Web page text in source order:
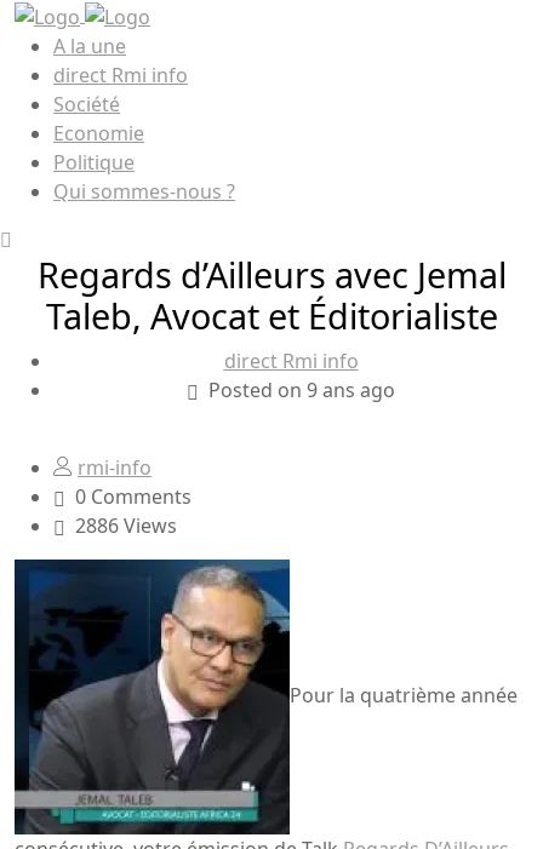
A la une
direct Rmi info
Société
Economie
Politique
Qui sommes-nous ?
Regards d’Ailleurs avec Jemal
Taleb, Avocat et Éditorialiste
direct Rmi info
Posted on 9 ans ago
rmi-info
0 Comments
2886 Views
Pour la quatrième année